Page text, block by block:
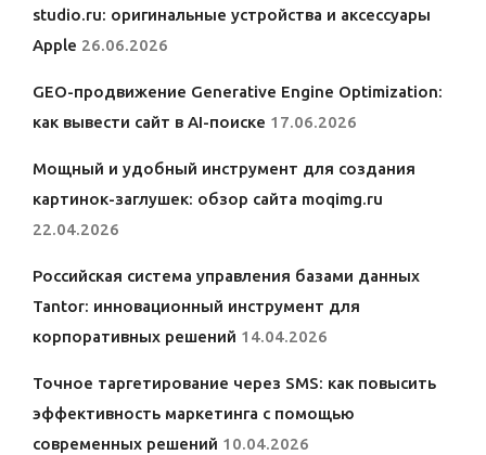
studio.ru: оригинальные устройства и аксессуары
Apple 26.06.2026
GEO-продвижение Generative Engine Optimization:
как вывести сайт в AI-поиске 17.06.2026
Мощный и удобный инструмент для создания
картинок-заглушек: обзор сайта moqimg.ru
22.04.2026
Российская система управления базами данных
Tantor: инновационный инструмент для
корпоративных решений 14.04.2026
Точное таргетирование через SMS: как повысить
эффективность маркетинга с помощью
современных решений 10.04.2026